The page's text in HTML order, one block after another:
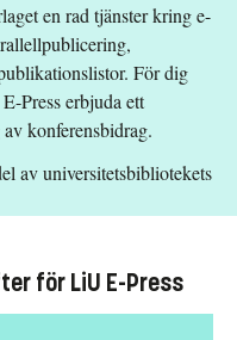
en rad tjänster kring e-
För dig
Press erbjuda ett
konferensbidrag.
av universitetsbibliotekets
för LiU E-Press